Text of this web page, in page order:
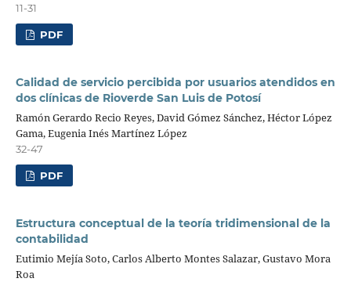
11-31
PDF
Calidad de servicio percibida por usuarios atendidos en
dos clínicas de Rioverde San Luis de Potosí
Ramón Gerardo Recio Reyes, David Gómez Sánchez, Héctor López
Gama, Eugenia Inés Martínez López
32-47
PDF
Estructura conceptual de la teoría tridimensional de la
contabilidad
Eutimio Mejía Soto, Carlos Alberto Montes Salazar, Gustavo Mora
Roa